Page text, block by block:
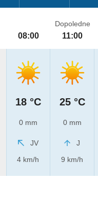
08:00
18 °C
0 mm
JV
4 km/h
Dopoledne
11:00
25 °C
0 mm
J
9 km/h